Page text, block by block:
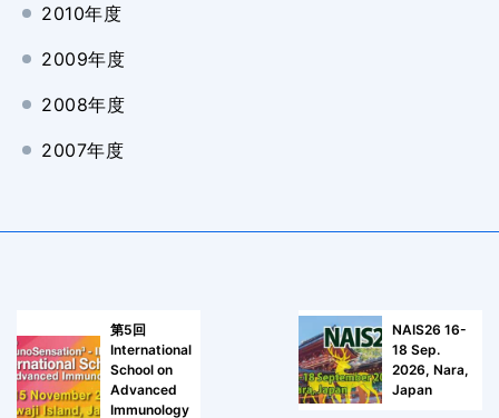
2010年度
2009年度
2008年度
2007年度
第5回
International
School on
Advanced
Immunology
NAIS26 16-
18 Sep.
2026, Nara,
Japan